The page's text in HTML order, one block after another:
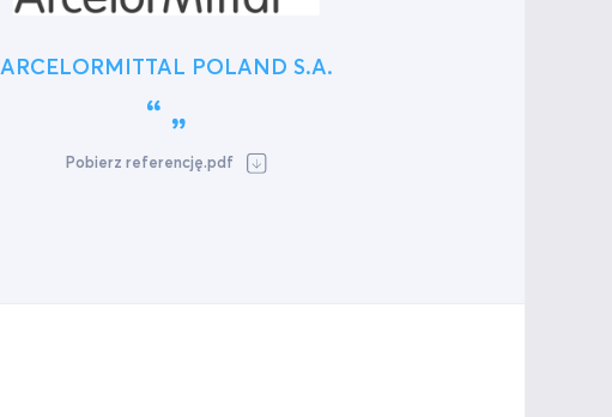
ARCELORMITTAL POLAND S.A.
Pobierz referencję.pdf